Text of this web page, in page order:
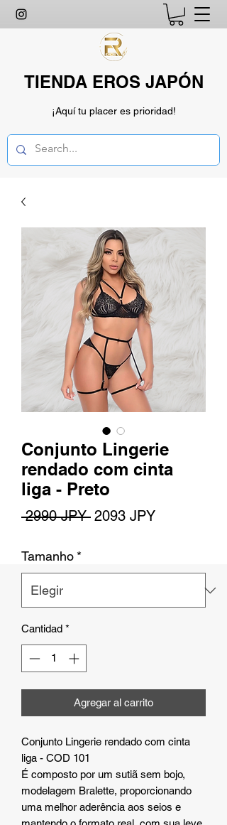
TIENDA EROS JAPÓN
¡Aquí tu placer es prioridad!
Conjunto Lingerie
rendado com cinta
liga - Preto
2990 JPY Precio
2093 JPYPrecio
Tamanho *
Cantidad *
Agregar al carrito
Conjunto Lingerie rendado com cinta
liga - COD 101
É composto por um sutiã sem bojo,
modelagem Bralette, proporcionando
uma melhor aderência aos seios e